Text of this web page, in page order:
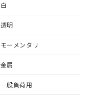
白
透明
モーメンタリ
金属
一般負荷用